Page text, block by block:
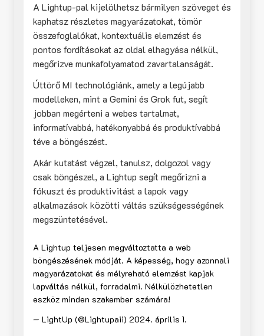
A Lightup-pal kijelölhetsz bármilyen szöveget és
kaphatsz részletes magyarázatokat, tömör
összefoglalókat, kontextuális elemzést és
pontos fordításokat az oldal elhagyása nélkül,
megőrizve munkafolyamatod zavartalanságát.
Úttörő MI technológiánk, amely a legújabb
modelleken, mint a Gemini és Grok fut, segít
jobban megérteni a webes tartalmat,
informatívabbá, hatékonyabbá és produktívabbá
téve a böngészést.
Akár kutatást végzel, tanulsz, dolgozol vagy
csak böngészel, a Lightup segít megőrizni a
fókuszt és produktivitást a lapok vagy
alkalmazások közötti váltás szükségességének
megszüntetésével.
A Lightup teljesen megváltoztatta a web
böngészésének módját. A képesség, hogy azonnali
magyarázatokat és mélyreható elemzést kapjak
lapváltás nélkül, forradalmi. Nélkülözhetetlen
eszköz minden szakember számára!
— LightUp (@Lightupaii) 2024. április 1.